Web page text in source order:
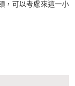
，可以考慮來這一小